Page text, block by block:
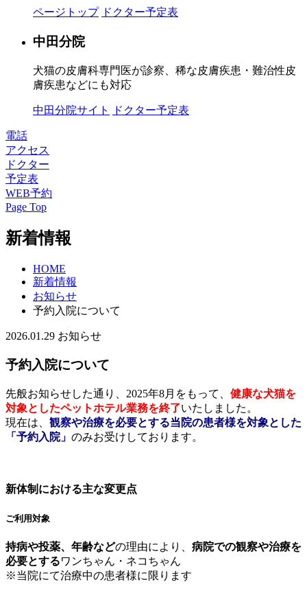
ページトップ ドクター予定表
中田分院
犬猫の皮膚科専門医が診察、稀な皮膚疾患・難治性皮
膚疾患などにも対応
中田分院サイト ドクター予定表
電話
アクセス
ドクター
予定表
WEB予約
Page Top
新着情報
HOME
新着情報
お知らせ
予約入院について
2026.01.29 お知らせ
予約入院について
先般お知らせした通り、2025年8月をもって、 健康な犬猫を
対象としたペットホテル業務を終了いたしました。
現在は、 観察や治療を必要とする当院の患者様を対象とした
「予約入院」 のみお受けしております。
新体制における主な変更点
ご利用対象
持病や投薬、年齢などの理由により、 病院での観察や治療を
必要とするワンちゃん・ネコちゃん
※当院にて治療中の患者様に限ります